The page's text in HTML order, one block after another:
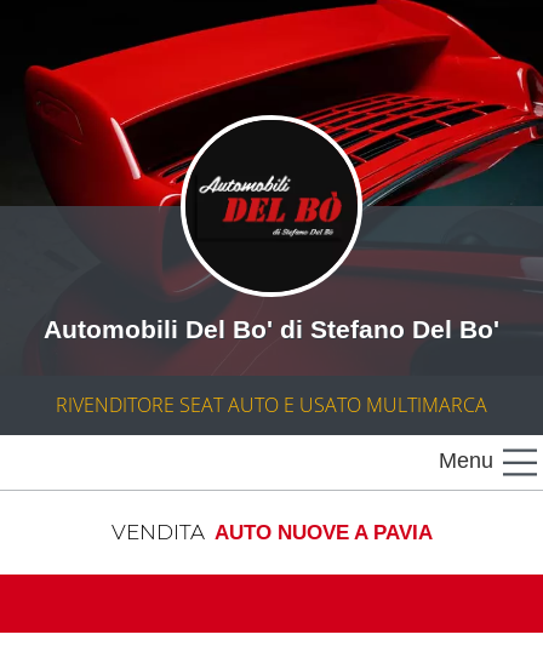
Automobili Del Bo' di Stefano Del Bo'
RIVENDITORE SEAT AUTO E USATO MULTIMARCA
Menu
VENDITA AUTO NUOVE A PAVIA